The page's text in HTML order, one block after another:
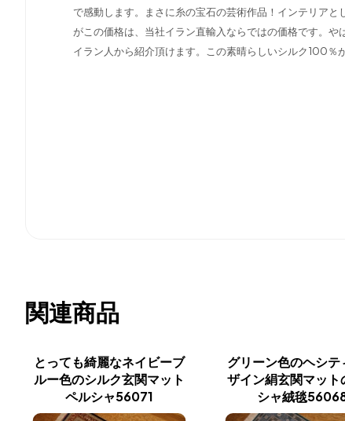
で感動します。まさに糸の宝石の芸術作品！インテリア
がこの価格は、当社イラン直輸入ならではの価格です。
イラン人から紹介頂けます。この素晴らしいシルク100％
関連商品
とっても綺麗なネイビーブ
ルー色のシルク玄関マット
ペルシャ56071
グリーン色のヘシテ
ザイン絹玄関マット
シャ絨毯